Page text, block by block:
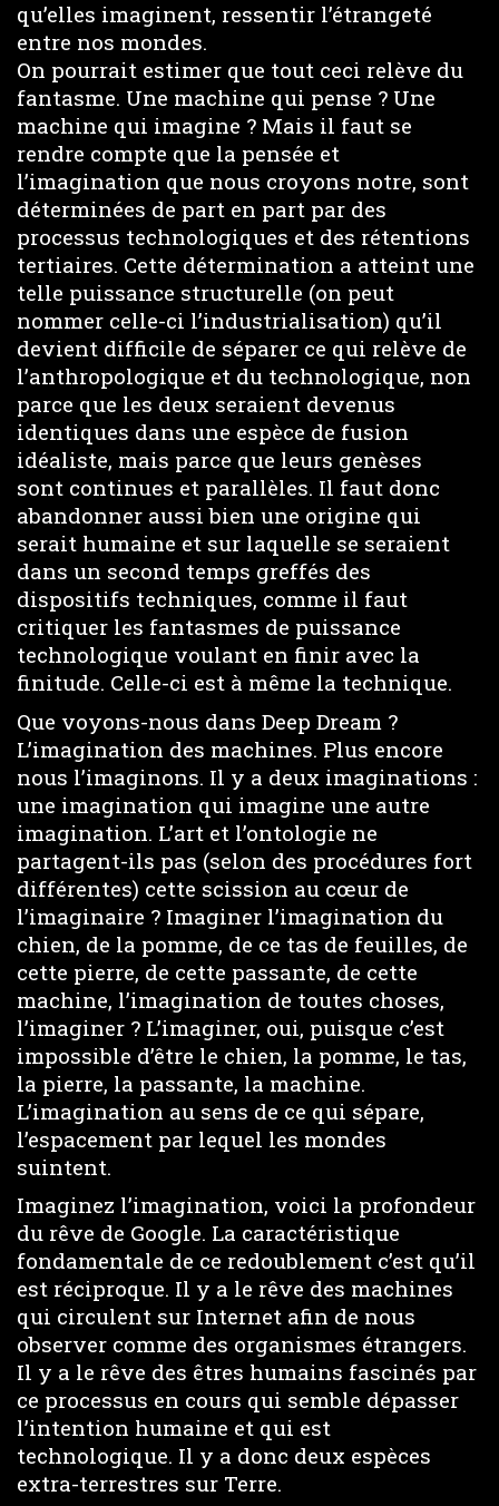
qu’elles imaginent, ressentir l’étrangeté
entre nos mondes.
On pourrait estimer que tout ceci relève du
fantasme. Une machine qui pense ? Une
machine qui imagine ? Mais il faut se
rendre compte que la pensée et
l’imagination que nous croyons notre, sont
déterminées de part en part par des
processus technologiques et des rétentions
tertiaires. Cette détermination a atteint une
telle puissance structurelle (on peut
nommer celle-ci l’industrialisation) qu’il
devient difficile de séparer ce qui relève de
l’anthropologique et du technologique, non
parce que les deux seraient devenus
identiques dans une espèce de fusion
idéaliste, mais parce que leurs genèses
sont continues et parallèles. Il faut donc
abandonner aussi bien une origine qui
serait humaine et sur laquelle se seraient
dans un second temps greffés des
dispositifs techniques, comme il faut
critiquer les fantasmes de puissance
technologique voulant en finir avec la
finitude. Celle-ci est à même la technique.
Que voyons-nous dans Deep Dream ?
L’imagination des machines. Plus encore
nous l’imaginons. Il y a deux imaginations :
une imagination qui imagine une autre
imagination. L’art et l’ontologie ne
partagent-ils pas (selon des procédures fort
différentes) cette scission au cœur de
l’imaginaire ? Imaginer l’imagination du
chien, de la pomme, de ce tas de feuilles, de
cette pierre, de cette passante, de cette
machine, l’imagination de toutes choses,
l’imaginer ? L’imaginer, oui, puisque c’est
impossible d’être le chien, la pomme, le tas,
la pierre, la passante, la machine.
L’imagination au sens de ce qui sépare,
l’espacement par lequel les mondes
suintent.
Imaginez l’imagination, voici la profondeur
du rêve de Google. La caractéristique
fondamentale de ce redoublement c’est qu’il
est réciproque. Il y a le rêve des machines
qui circulent sur Internet afin de nous
observer comme des organismes étrangers.
Il y a le rêve des êtres humains fascinés par
ce processus en cours qui semble dépasser
l’intention humaine et qui est
technologique. Il y a donc deux espèces
extra-terrestres sur Terre.